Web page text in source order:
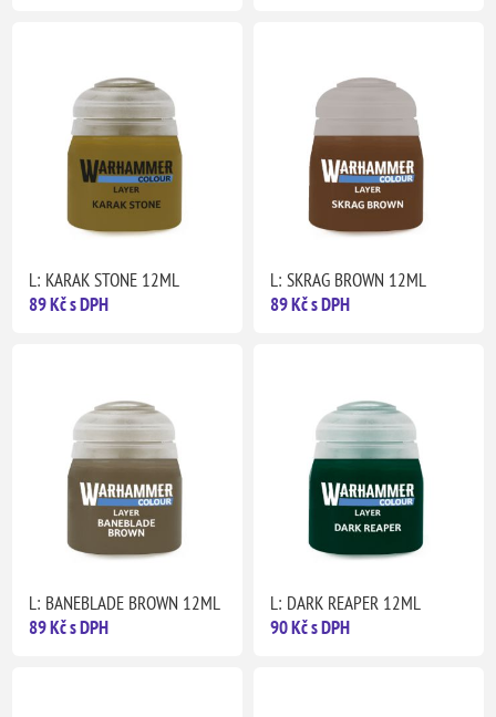
L: KARAK STONE 12ML
89 Kč s DPH
L: SKRAG BROWN 12ML
89 Kč s DPH
L: BANEBLADE BROWN 12ML
89 Kč s DPH
L: DARK REAPER 12ML
90 Kč s DPH